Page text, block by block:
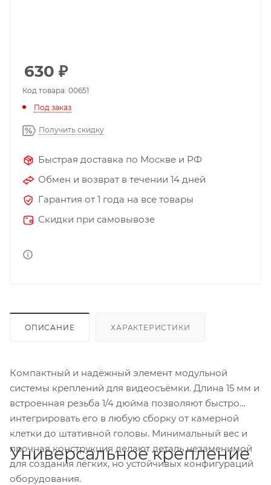
630 ₽
Код товара: 00651
Под заказ
Получить скидку
Быстрая доставка по Москве и РФ
Обмен и возврат в течении 14 дней
Гарантия от 1 года на все товары
Скидки при самовывозе
ОПИСАНИЕ ХАРАКТЕРИСТИКИ
Компактный и надёжный элемент модульной
системы креплений для видеосъёмки. Длина 15 мм и
встроенная резьба 1/4 дюйма позволяют быстро
интегрировать его в любую сборку от камерной
клетки до штативной головы. Минимальный вес и
прочная конструкция делают деталь незаменимой
для создания лёгких, но устойчивых конфигураций
оборудования.
Универсальное крепление